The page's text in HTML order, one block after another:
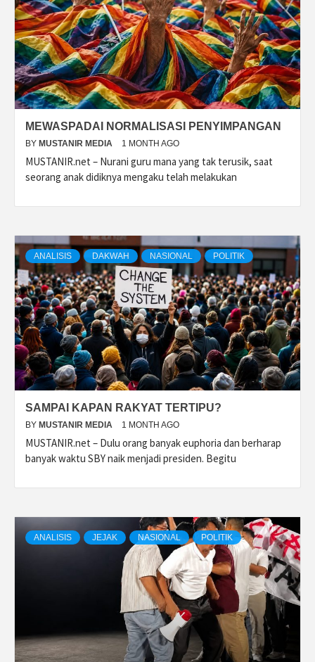
MEWASPADAI NORMALISASI PENYIMPANGAN
BY MUSTANIR MEDIA 1 MONTH AGO
MUSTANIR.net – Nurani guru mana yang tak terusik, saat
seorang anak didiknya mengaku telah melakukan
ANALISIS DAKWAH NASIONAL POLITIK
SAMPAI KAPAN RAKYAT TERTIPU?
BY MUSTANIR MEDIA 1 MONTH AGO
MUSTANIR.net – Dulu orang banyak euphoria dan berharap
banyak waktu SBY naik menjadi presiden. Begitu
ANALISIS JEJAK NASIONAL POLITIK